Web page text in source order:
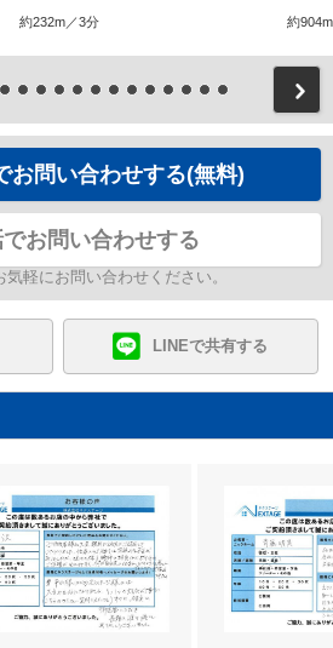
約232m／3分 約
お問い合わせする(無料)
でお問い合わせする
軽にお問い合わせください。
LINEで共有する